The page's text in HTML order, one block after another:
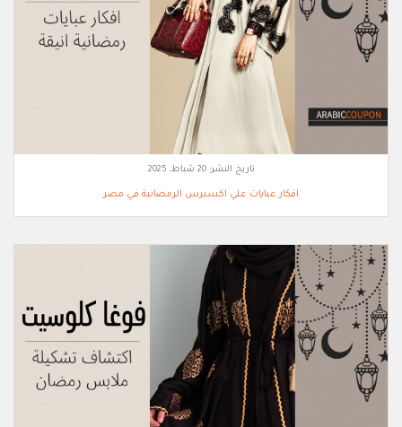
تاريخ النشر:20 شباط, 2025
افكار عبايات علي اكسبرس الرمضانية في مصر